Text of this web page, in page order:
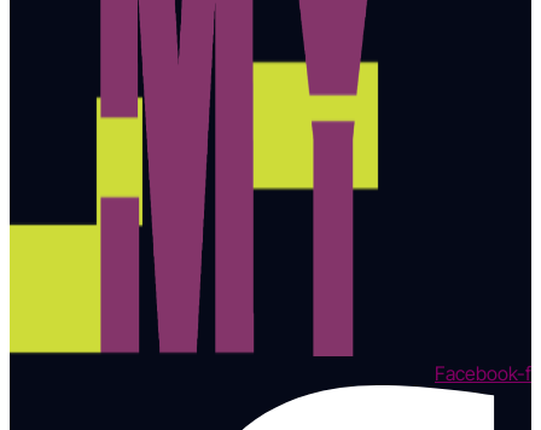
Facebook-f